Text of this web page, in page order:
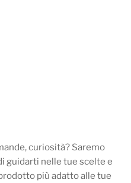
curiosità? Saremo
guidarti nelle tue scelte e
più adatto alle tue